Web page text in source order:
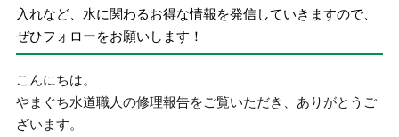
入れなど、水に関わるお得な情報を発信していきますので、
ぜひフォローをお願いします！
こんにちは。
やまぐち水道職人の修理報告をご覧いただき、ありがとうご
ざいます。